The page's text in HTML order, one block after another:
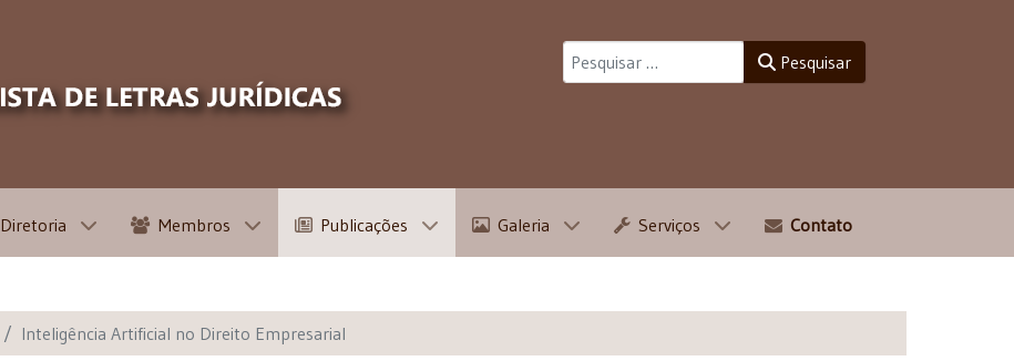
Pesquisar
Diretoria Membros Publicações Galeria Serviços Contato
Inteligência Artificial no Direito Empresarial